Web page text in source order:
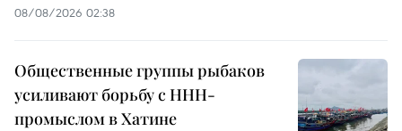
08/08/2026 02:38
Общественные группы рыбаков
усиливают борьбу с ННН-
промыслом в Хатине